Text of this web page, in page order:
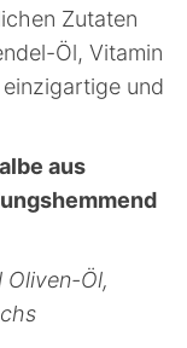
Zutaten
Öl, Vitamin
und
aus
Oliven-Öl,